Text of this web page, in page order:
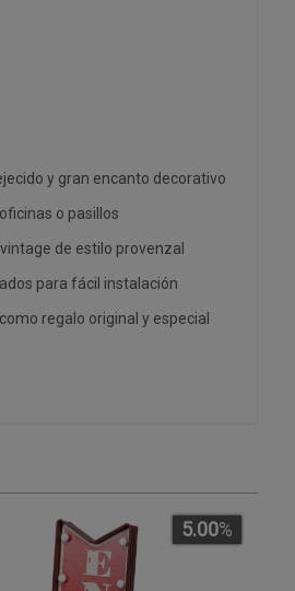
y gran encanto decorativo
o pasillos
de estilo provenzal
para fácil instalación
regalo original y especial
5.00%